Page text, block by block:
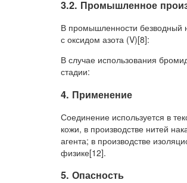
3.2. Промышленное
В промышленности безводный
с оксидом азота (V)[8]:
В случае использования
стадии:
4. Применение
Соединение используется в
кожи, в производстве нитей
агента; в производстве
физике[12].
5. Опасность